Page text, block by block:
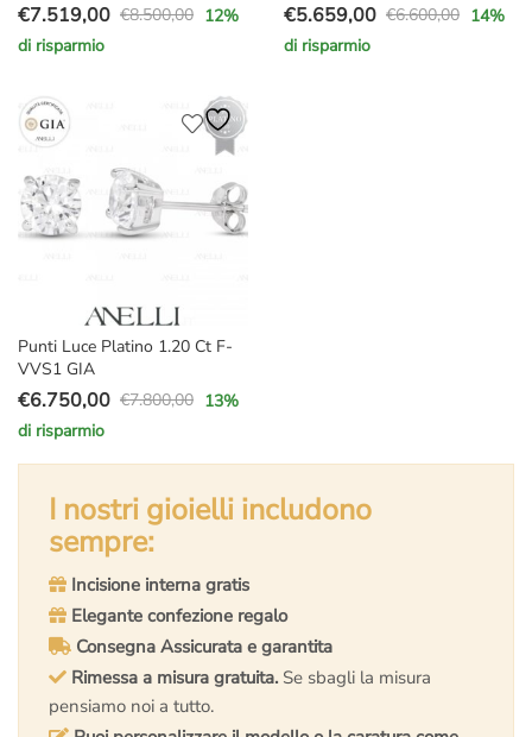
€8.500,00
Il
prezzo
era:
€8.500,00.
€7.519,00
Il
prezzo
è:
€7.519,00.
12%
di risparmio
€6.600,00
Il
prezzo
€5.659,00
Il
prezzo
14%
di risparmio
Punti Luce Platino 1.20 Ct F-
VVS1 GIA
€7.800,00
Il
prezzo
originale
€7.800,00.
€6.750,00
Il
prezzo
attuale
€6.750,00.
13%
di risparmio
I nostri gioielli includono
sempre:
Incisione interna gratis
Elegante confezione regalo
Consegna Assicurata e garantita
Rimessa a misura gratuita. Se sbagli la misura
pensiamo noi a tutto.